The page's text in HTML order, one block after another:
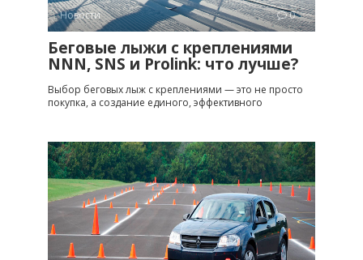
Новости 0
Беговые лыжи с креплениями
NNN, SNS и Prolink: что лучше?
Выбор беговых лыж с креплениями — это не просто
покупка, а создание единого, эффективного